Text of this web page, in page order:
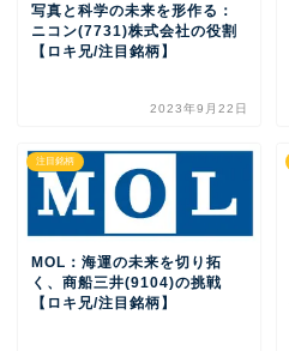
写真と科学の未来を形作る：
ニコン(7731)株式会社の役割
【ロキ兄/注目銘柄】
2023年9月22日
注目銘柄
MOL：海運の未来を切り拓
く、商船三井(9104)の挑戦
【ロキ兄/注目銘柄】